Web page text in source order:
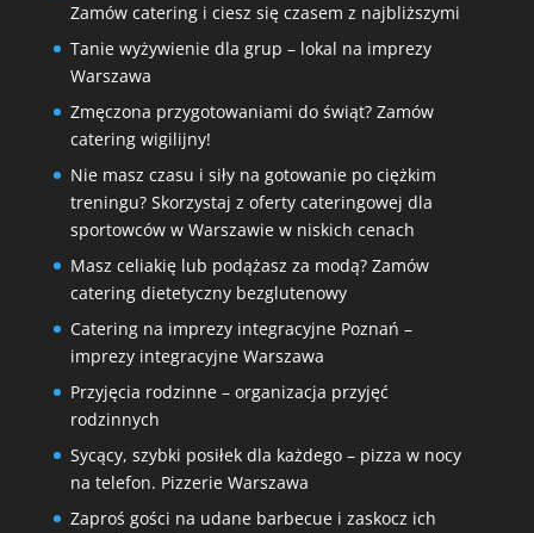
Zamów catering i ciesz się czasem z najbliższymi
Tanie wyżywienie dla grup – lokal na imprezy
Warszawa
Zmęczona przygotowaniami do świąt? Zamów
catering wigilijny!
Nie masz czasu i siły na gotowanie po ciężkim
treningu? Skorzystaj z oferty cateringowej dla
sportowców w Warszawie w niskich cenach
Masz celiakię lub podążasz za modą? Zamów
catering dietetyczny bezglutenowy
Catering na imprezy integracyjne Poznań –
imprezy integracyjne Warszawa
Przyjęcia rodzinne – organizacja przyjęć
rodzinnych
Sycący, szybki posiłek dla każdego – pizza w nocy
na telefon. Pizzerie Warszawa
Zaproś gości na udane barbecue i zaskocz ich